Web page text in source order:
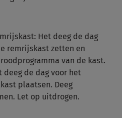
Het deeg de dag
remrijskast zetten en
van de kast.
deeg de dag voor het
plaatsen. Deeg
Let op uitdrogen.